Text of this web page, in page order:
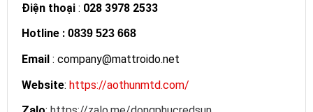
Điện thoại : 028 3978 2533
Hotline : 0839 523 668
Email : company@mattroido.net
Website: https://aothunmtd.com/